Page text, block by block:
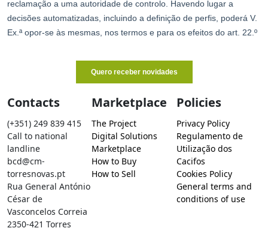
Contacts
(+351) 249 839 415
Call to national
landline
bcd@cm-
torresnovas.pt
Rua General António
César de
Vasconcelos Correia
2350-421 Torres
Marketplace
The Project
Digital Solutions
Marketplace
How to Buy
How to Sell
Policies
Privacy Policy
Regulamento de
Utilização dos
Cacifos
Cookies Policy
General terms and
conditions of use